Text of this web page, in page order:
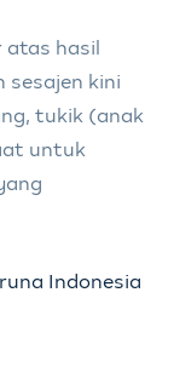
hasil
sesajen kini
tukik (anak
untuk
Indonesia